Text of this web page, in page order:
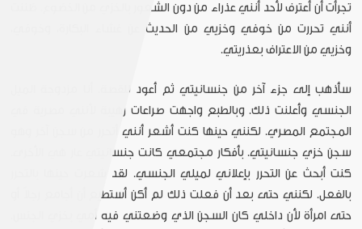
تجرأت أن أعترف لأحد أنني عذراء من دون الشعور بالخزي من الخضوع. ظننت
أنني تحررت من خوفي وخزيي من الحديث عن غشاء البكارة، وخوفي،
وخزيي من الاعتراف بعذريتي.
سأذهب إلى جزء آخر من جنسانيتي ثم أعود للقصة. أنا مزدوجة الميل
الجنسي وأعلنت ذلك. وبالطبع واجهت صراعات رهيبة لأنني مصرية في
المجتمع المصري. لكنني حينها كنت أشعر أنني أتحرر من سجن آخر وهو
سجن خزي جنسانيتي. بأفكار مجتمعي كانت جنسانيتي عار هي الأخرى.
كنت أبحث عن التحرر بإعلاني لميلي الجنسي. لقد شعرت حينها بالتحرر
بالفعل. لكنني حتى بعد أن فعلت ذلك لم أكن أستطيع أن أجامع رجلاً أو
حتى امرأة لأن داخلي كان السجن الذي وضعتني فيه أمي بخزي الجنس.